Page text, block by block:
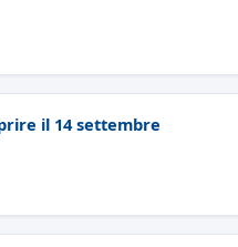
il 14 settembre